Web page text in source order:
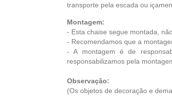
transporte pela escada ou
Montagem:
- Esta chaise segue montada,
- Recomendamos que a
- A montagem é de
responsabilizamos pela
Observação:
(Os objetos de decoração e